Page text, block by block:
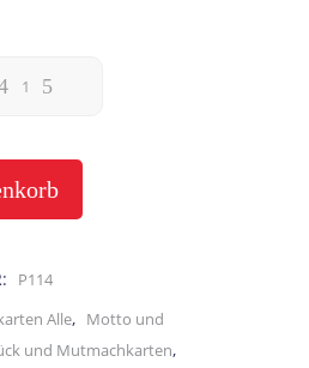
P114
Alle, Motto und
und Mutmachkarten,